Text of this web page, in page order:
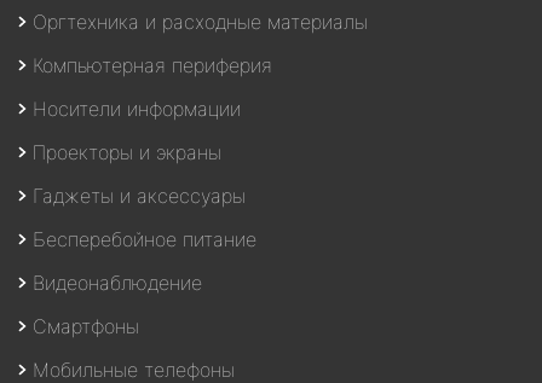
Оргтехника и расходные материалы
Компьютерная периферия
Носители информации
Проекторы и экраны
Гаджеты и аксессуары
Бесперебойное питание
Видеонаблюдение
Смартфоны
Мобильные телефоны